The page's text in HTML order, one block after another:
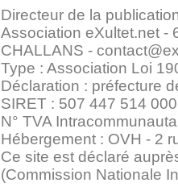
Directeur de la
Association eXultet.net -
CHALLANS -
Type : Association Loi
Déclaration : préfecture
SIRET : 507 447 514
N° TVA
Hébergement : OVH - 2
Ce site est déclaré
(Commission Nationale